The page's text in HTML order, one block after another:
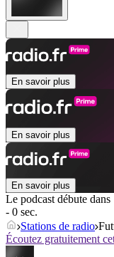
En savoir plus
En savoir plus
En savoir plus
Le podcast débute dans
- 0 sec.
Stations de radio
Écoutez gratuitement